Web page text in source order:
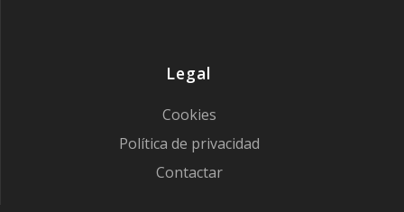
Legal
Cookies
Política de privacidad
Contactar